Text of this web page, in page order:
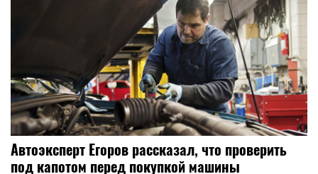
Автоэксперт Егоров рассказал, что проверить
под капотом перед покупкой машины